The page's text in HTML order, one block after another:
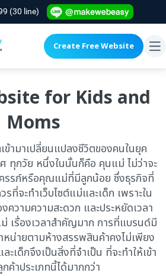
(30 line)
Create Free Website
for Kids and
Moms
ข้ามาเปลี่ยนแปลงชีวิตของคนในยุค
ทุกวัย หนึ่งในนั้นก็คือ คุนแม่ ไม่ว่าจะ
รรภ์หรือคุณแม่ที่มีลูกน้อย ซึ่งธุรกิจที่
ที่จะทำเว็บไซต์แม่และเด็ก เพราะใน
วามความสะดวก และประหยัดเวลา
เรื่องเวลาสำคัญมาก การที่แบรนด์มี
หน่ายตามห้างสรรพสินค้าคงไม่เพียง
ะเด็กจึงเป็นสิ่งที่จำเป็น ที่จะทำให้เข้า
ค้าประเภทนี้ได้มากกว่า